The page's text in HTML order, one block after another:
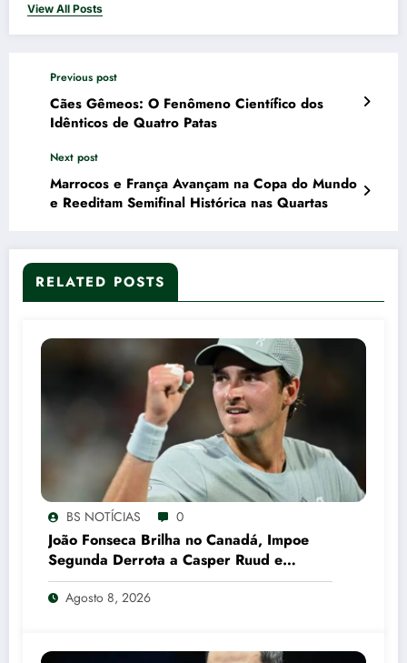
View All Posts
Previous post
Cães Gêmeos: O Fenômeno Científico dos
Idênticos de Quatro Patas
Next post
Marrocos e França Avançam na Copa do Mundo
e Reeditam Semifinal Histórica nas Quartas
RELATED POSTS
BS NOTÍCIAS 0
João Fonseca Brilha no Canadá, Impoe
Segunda Derrota a Casper Ruud e
Garante Vaga nas Oitavas em Montreal
CNN Brasil
Agosto 8, 2026